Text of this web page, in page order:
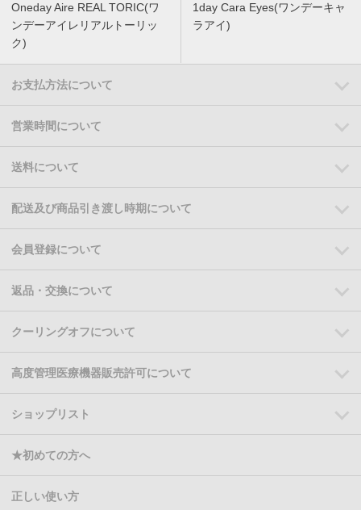
Oneday Aire REAL TORIC(ワ
ンデーアイレリアルトーリッ
ク)
1day Cara Eyes(ワンデーキャ
ラアイ)
お支払方法について
営業時間について
送料について
配送及び商品引き渡し時期について
会員登録について
返品・交換について
クーリングオフについて
高度管理医療機器販売許可について
ショップリスト
★初めての方へ
正しい使い方